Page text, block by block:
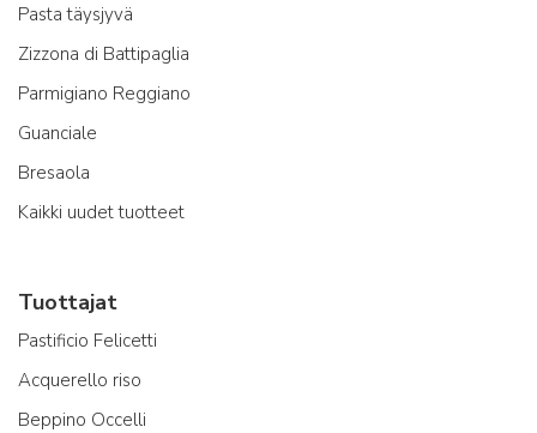
Pasta täysjyvä
Zizzona di Battipaglia
Parmigiano Reggiano
Guanciale
Bresaola
Kaikki uudet tuotteet
Tuottajat
Pastificio Felicetti
Acquerello riso
Beppino Occelli